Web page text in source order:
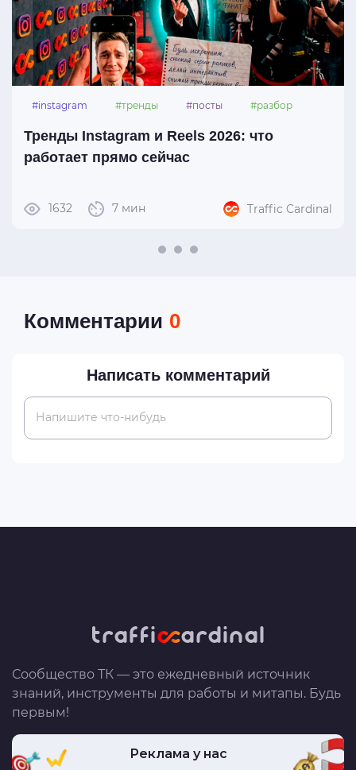
#instagram #тренды #посты #разбор
Тренды Instagram и Reels 2026: что
работает прямо сейчас
1632 7 мин Traffic Cardinal
Комментарии 0
Написать комментарий
Напишите что-нибудь
Сообщество ТК — это ежедневный источник
знаний, инструменты для работы и митапы. Будь
первым!
Реклама у нас